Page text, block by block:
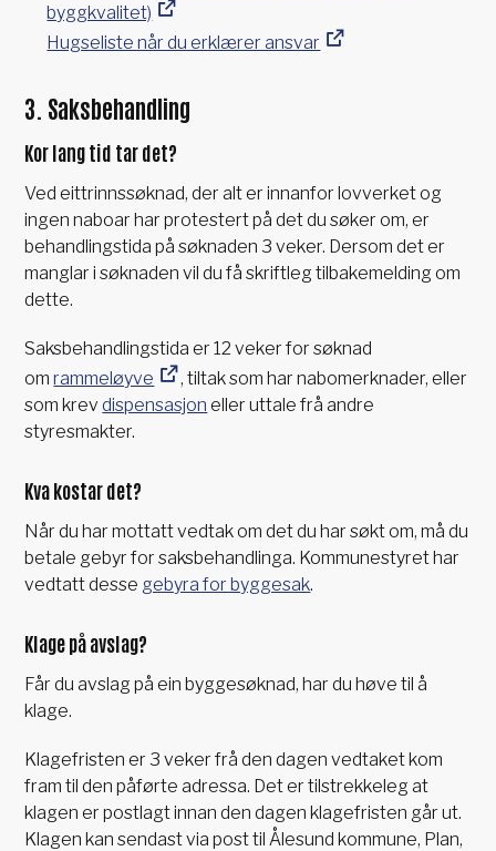
byggkvalitet)
Hugseliste når du erklærer ansvar
3. Saksbehandling
Kor lang tid tar det?
Ved eittrinnssøknad, der alt er innanfor lovverket og
ingen naboar har protestert på det du søker om, er
behandlingstida på søknaden 3 veker. Dersom det er
manglar i søknaden vil du få skriftleg tilbakemelding om
dette.
Saksbehandlingstida er 12 veker for søknad
omrammeløyve
, tiltak som har nabomerknader, eller
som krevdispensasjon eller uttale frå andre
styresmakter.
Kva kostar det?
Når du har mottatt vedtak om det du har søkt om, må du
betale gebyr for saksbehandlinga. Kommunestyret har
vedtatt desse gebyra for byggesak.
Klage på avslag?
Får du avslag på ein byggesøknad, har du høve til å
klage.
Klagefristen er 3 veker frå den dagen vedtaket kom
fram til den påførte adressa. Det er tilstrekkeleg at
klagen er postlagt innan den dagen klagefristen går ut.
Klagen kan sendast via post til Ålesund kommune, Plan,